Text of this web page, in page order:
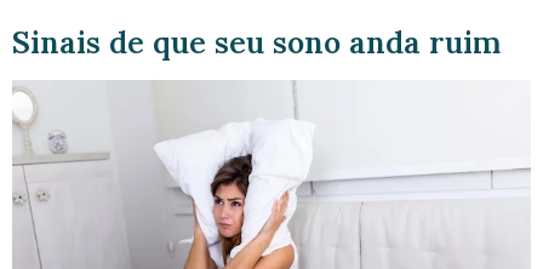
Sinais de que seu sono anda ruim